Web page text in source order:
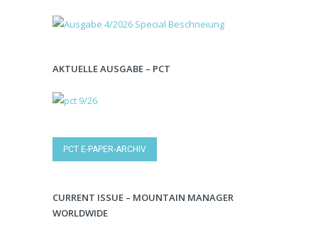
AKTUELLE AUSGABE – PCT
PCT E-PAPER-ARCHIV
CURRENT ISSUE – MOUNTAIN MANAGER
WORLDWIDE